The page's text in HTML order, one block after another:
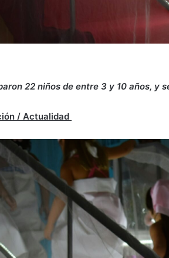
22 niños de entre 3 y 10 años, y
/ Actualidad